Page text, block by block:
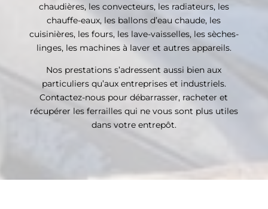
chaudières, les convecteurs, les radiateurs, les
chauffe-eaux, les ballons d’eau chaude, les
cuisinières, les fours, les lave-vaisselles, les sèches-
linges, les machines à laver et autres appareils.
Nos prestations s’adressent aussi bien aux
particuliers qu’aux entreprises et industriels.
Contactez-nous pour débarrasser, racheter et
récupérer les ferrailles qui ne vous sont plus utiles
dans votre entrepôt.